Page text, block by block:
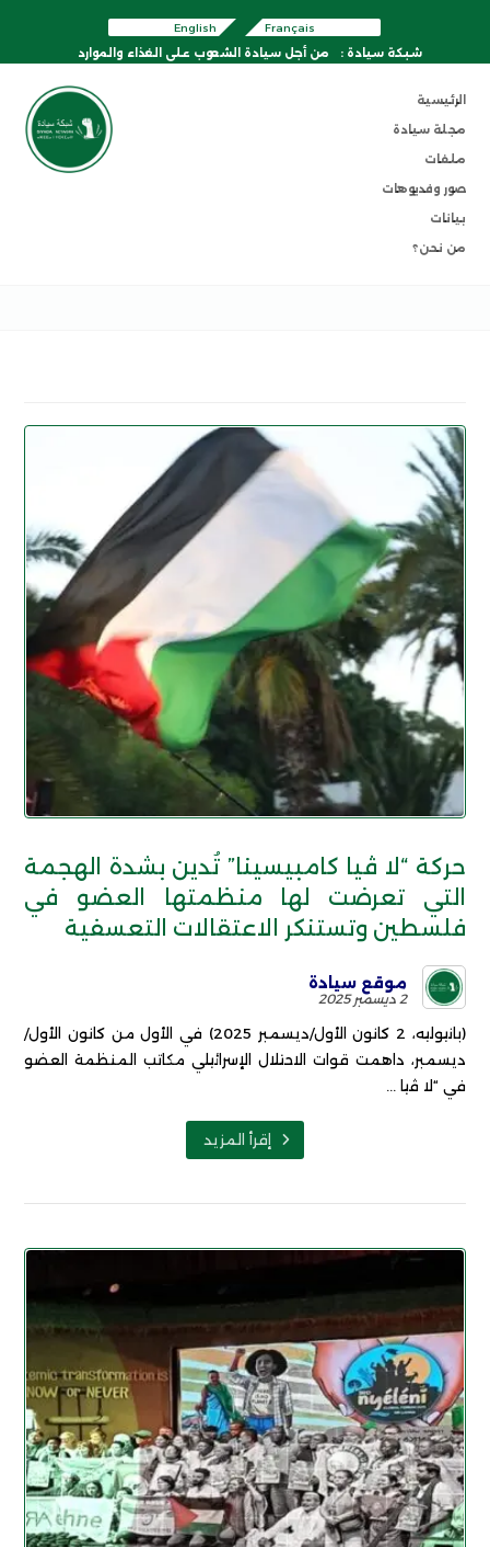
Français
English
شبكة سيادة :
من أجل سيادة الشعوب على الغذاء والموارد
الرئيسية
مجلة سيادة
ملفات
صور وفديوهات
بيانات
من نحن؟
حركة “لا ڤيا كامبيسينا” تُدين بشدة الهجمة
التي تعرضت لها منظمتها العضو في
فلسطين وتستنكر الاعتقالات التعسفية
موقع سيادة
2 ديسمبر 2025
(بانيوليه، 2 كانون الأول/ديسمبر 2025) في الأول من كانون الأول/
ديسمبر، داهمت قوات الاحتلال الإسرائيلي مكاتب المنظمة العضو
في “لا ڤيا ...
إقرأ المزيد